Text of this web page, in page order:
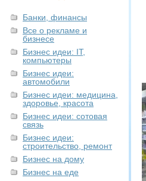
Банки, финансы
Все о рекламе и
бизнесе
Бизнес идеи: IT,
компьютеры
Бизнес идеи:
автомобили
Бизнес идеи: медицина,
здоровье, красота
Бизнес идеи: сотовая
связь
Бизнес идеи:
строительство, ремонт
Бизнес на дому
Бизнес на еде